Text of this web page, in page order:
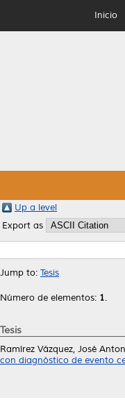
Inicio
Up a level
Export as
Jump to: Tesis
Número de elementos: 1.
Tesis
Ramírez Vázquez, José
con diagnóstico de evento